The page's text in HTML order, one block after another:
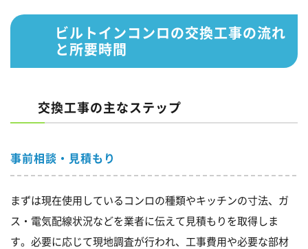
ビルトインコンロの交換工事の流れ
と所要時間
交換工事の主なステップ
事前相談・見積もり
まずは現在使用しているコンロの種類やキッチンの寸法、ガ
ス・電気配線状況などを業者に伝えて見積もりを取得しま
す。必要に応じて現地調査が行われ、工事費用や必要な部材